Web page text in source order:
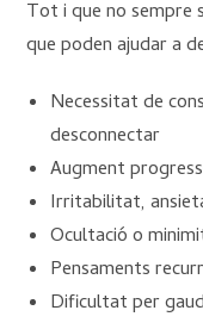
Tot i que no sempre
que poden ajudar a
Necessitat de
desconnectar
Augment
Irritabilitat,
Ocultació o
Pensaments
Dificultat per